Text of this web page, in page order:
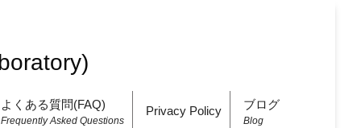
よくある質問(FAQ)
Frequently Asked Questions
Privacy Policy ブログ
Blog